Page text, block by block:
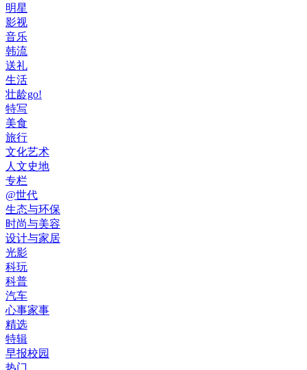
明星
影视
音乐
韩流
送礼
生活
壮龄go!
特写
美食
旅行
文化艺术
人文史地
专栏
@世代
生态与环保
时尚与美容
设计与家居
光影
科玩
科普
汽车
心事家事
精选
特辑
早报校园
热门